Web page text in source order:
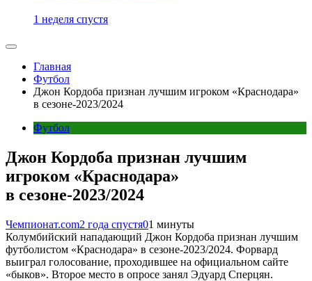
1 неделя спустя
Главная
Футбол
Джон Кордоба признан лучшим игроком «Краснодара»
в сезоне-2023/2024
Футбол
Джон Кордоба признан лучшим
игроком «Краснодара»
в сезоне-2023/2024
Чемпионат.com2 года спустя01 минуты
Колумбийский нападающий Джон Кордоба признан лучшим
футболистом «Краснодара» в сезоне-2023/2024. Форвард
выиграл голосование, проходившее на официальном сайте
«быков». Второе место в опросе занял Эдуард Сперцян.